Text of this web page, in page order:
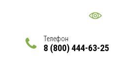
Телефон
8 (800) 444-63-25